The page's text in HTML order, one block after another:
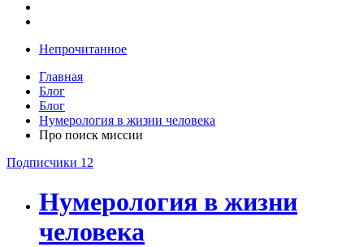
Непрочитанное
Главная
Блог
Блог
Нумерология в жизни человека
Про поиск миссии
Подписчики 12
Нумерология в жизни
человека